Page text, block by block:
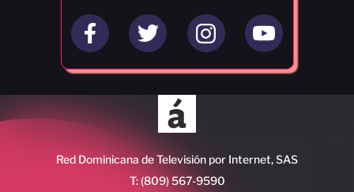
Red Dominicana de Televisión por Internet, SAS
T: (809) 567-9590